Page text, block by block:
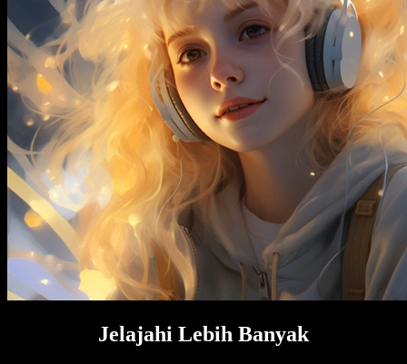
Jelajahi Lebih Banyak